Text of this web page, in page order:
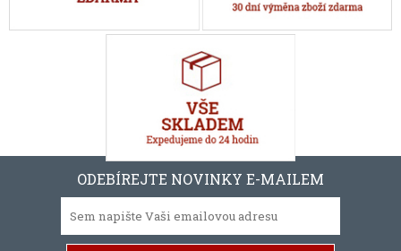
ODEBÍREJTE NOVINKY E-MAILEM